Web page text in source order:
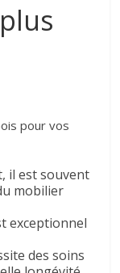
pour vos
il est souvent
mobilier
exceptionnel
des soins